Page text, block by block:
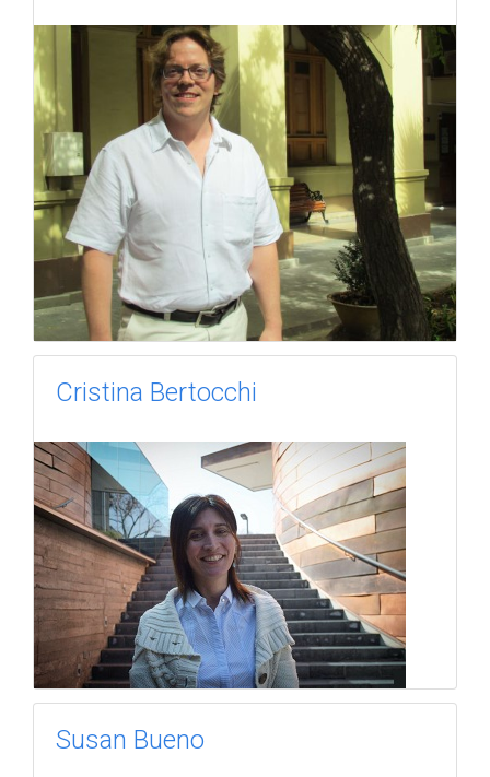
Cristina Bertocchi
Susan Bueno